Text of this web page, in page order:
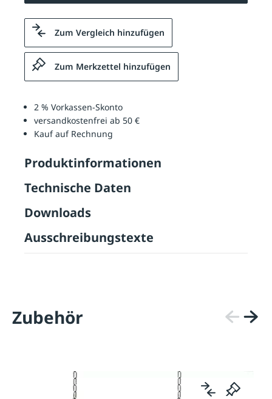
Zum Vergleich hinzufügen
Zum Merkzettel hinzufügen
2 % Vorkassen-Skonto
versandkostenfrei ab 50 €
Kauf auf Rechnung
Produktinformationen
Technische Daten
Downloads
Ausschreibungstexte
Zubehör